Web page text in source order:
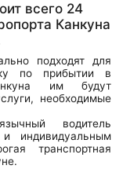
всего 24
Канкуна
подходят для
по прибытии в
им будут
необходимые
водитель
индивидуальным
транспортная